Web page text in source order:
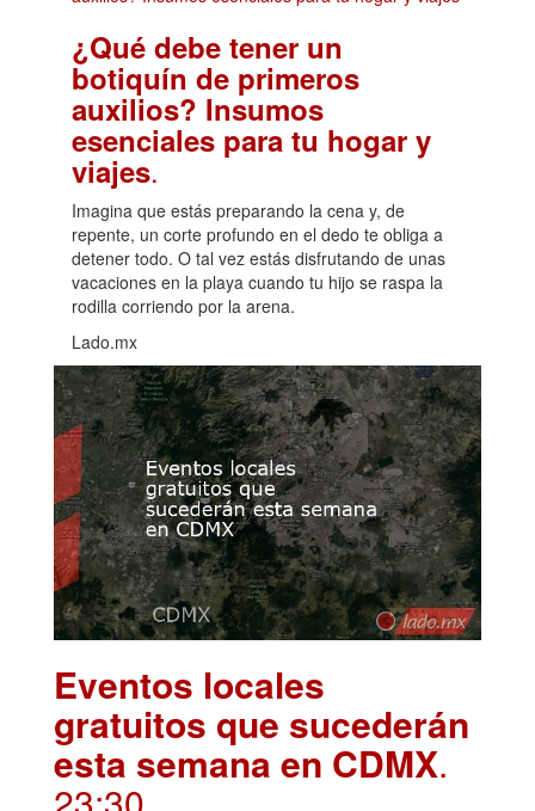
¿Qué debe tener un
botiquín de primeros
auxilios? Insumos
esenciales para tu hogar y
viajes.
Imagina que estás preparando la cena y, de
repente, un corte profundo en el dedo te obliga a
detener todo. O tal vez estás disfrutando de unas
vacaciones en la playa cuando tu hijo se raspa la
rodilla corriendo por la arena.
Lado.mx
Eventos locales
gratuitos que sucederán
esta semana en CDMX.